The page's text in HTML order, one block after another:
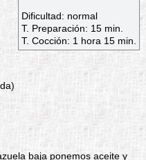
Dificultad: normal
T. Preparación: 15 min.
T. Cocción: 1 hora 15 min.
baja ponemos aceite y